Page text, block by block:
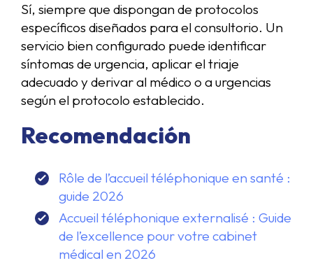
Sí, siempre que dispongan de protocolos
específicos diseñados para el consultorio. Un
servicio bien configurado puede identificar
síntomas de urgencia, aplicar el triaje
adecuado y derivar al médico o a urgencias
según el protocolo establecido.
Recomendación
Rôle de l’accueil téléphonique en santé :
guide 2026
Accueil téléphonique externalisé : Guide
de l’excellence pour votre cabinet
médical en 2026